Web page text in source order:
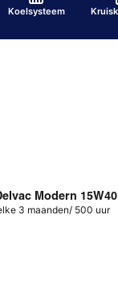
Koelsysteem
Modern
3 maanden/ 500 uur